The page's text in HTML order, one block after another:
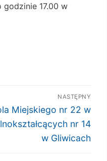
godzinie 17.00 w
NASTĘPNY
Miejskiego nr 22 w
nr 14
w Gliwicach